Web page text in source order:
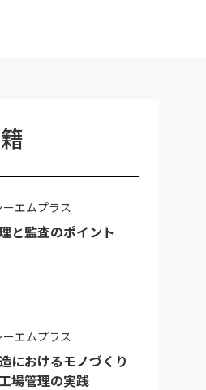
エムプラス
と監査のポイント
エムプラス
におけるモノづくり
場管理の実践